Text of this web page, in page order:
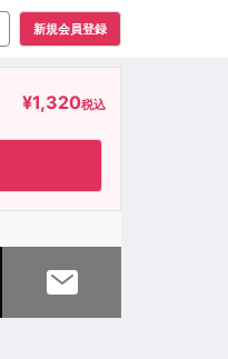
新規会員登録
¥1,320税込